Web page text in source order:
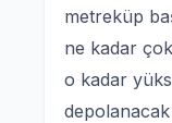
metreküp
ne kadar
o kadar
depolanacak